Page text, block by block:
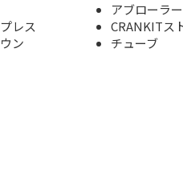
レス
ン
アブローラー
CRANKITス
チューブ